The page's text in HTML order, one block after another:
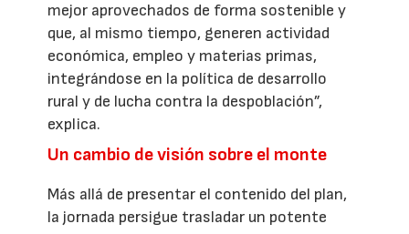
mejor aprovechados de forma sostenible y
que, al mismo tiempo, generen actividad
económica, empleo y materias primas,
integrándose en la política de desarrollo
rural y de lucha contra la despoblación”,
explica.
Un cambio de visión sobre el monte
Más allá de presentar el contenido del plan,
la jornada persigue trasladar un potente